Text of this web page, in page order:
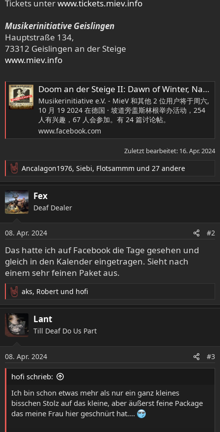
Tickets unterwww.tickets.miev.info
Musikerinitiative Geislingen
Hauptstraße 134,
73312 Geislingen an der Steige
www.miev.info
Doom an der Steige II: Dawn of Winter, Naevus, Mirror of Deception @MieV|Geislingen
Musikerinitiative e.V. - MieV 和其他 2 位用户将于周六,
10 月 19 2024 在德国 · 坡道旁盖斯林根举办活动，254
人有兴趣，67 人会参加。有 24 篇讨论帖。
www.facebook.com
Zuletzt bearbeitet: 16. Apr. 2024
R
e
a
k
t
o
n
e
n
:
Ancalagon1976, Siebi, Flotsammm und 27 andere
Fex
Deaf Dealer
08. Apr. 2024 #2
Das hatte ich auf Facebook die Tage gesehen und
gleich in den Kalender eingetragen. Sieht nach
einem sehr feinen Paket aus.
R
e
a
k
t
n
e
n
aks, Robert und hofi
Lant
Till Deaf Do Us Part
08. Apr. 2024 #3
hofi schrieb:
Ich bin schon etwas mehr als nur ein ganz kleines
bisschen Stolz auf das kleine, aber äußerst feine Package
das meine Frau hier geschnürt hat....